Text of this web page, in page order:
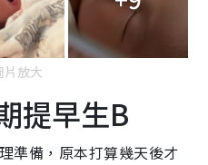
片放大
提早生B
準備，原本打算幾天後才